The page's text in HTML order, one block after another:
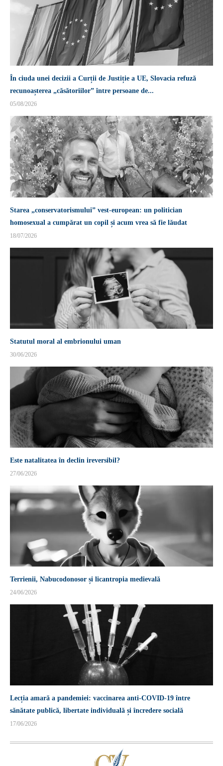
În ciuda unei decizii a Curții de Justiție a UE, Slovacia refuză
recunoașterea „căsătoriilor” între persoane de...
05/08/2026
Starea „conservatorismului” vest-european: un politician
homosexual a cumpărat un copil și acum vrea să fie lăudat
18/07/2026
Statutul moral al embrionului uman
30/06/2026
Este natalitatea în declin ireversibil?
27/06/2026
Terrienii, Nabucodonosor și licantropia medievală
24/06/2026
Lecția amară a pandemiei: vaccinarea anti-COVID-19 între
sănătate publică, libertate individuală și încredere socială
17/06/2026